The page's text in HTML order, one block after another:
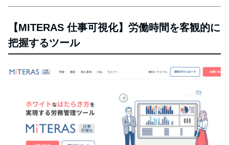
【MITERAS 仕事可視化】労働時間を客観的に
把握するツール